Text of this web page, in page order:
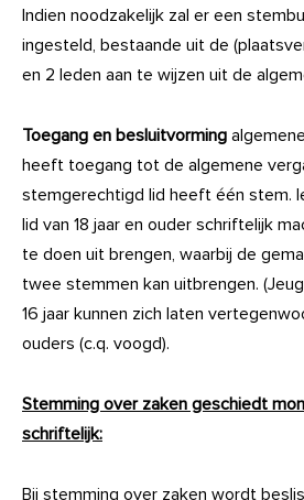
Indien noodzakelijk zal er een
ingesteld, bestaande uit de
en 2 leden aan te wijzen uit de
Toegang en besluitvorming
heeft toegang tot de algemene
stemgerechtigd lid heeft één stem.
lid van 18 jaar en ouder schriftelijk
te doen uit brengen, waarbij de
twee stemmen kan uitbrengen.
16 jaar kunnen zich laten
ouders (c.q. voogd).
Stemming over zaken geschiedt
schriftelijk:
Bij stemming over zaken wordt